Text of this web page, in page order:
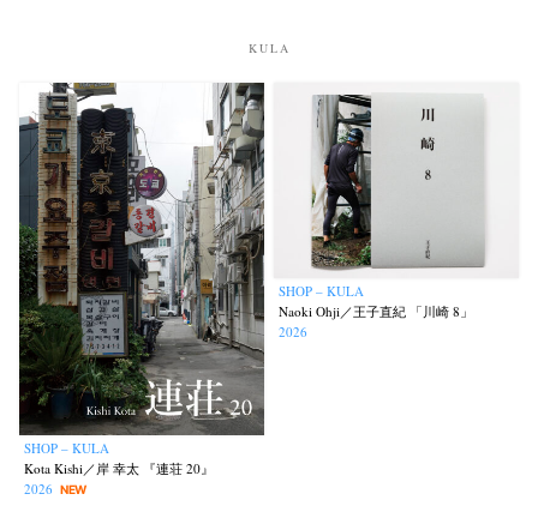
KULA
SHOP – KULA
Kota Kishi／岸 幸太 『連荘 20』
2026
NEW
SHOP – KULA
Naoki Ohji／王子直紀 「川崎 8」
2026